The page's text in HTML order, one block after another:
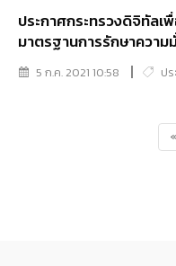
ประกาศกระทรวงดิจิทัลเ
มาตรฐานการรักษาควา
พ.ศ. 2563
5 ก.ค. 2021 10:58 ป
«